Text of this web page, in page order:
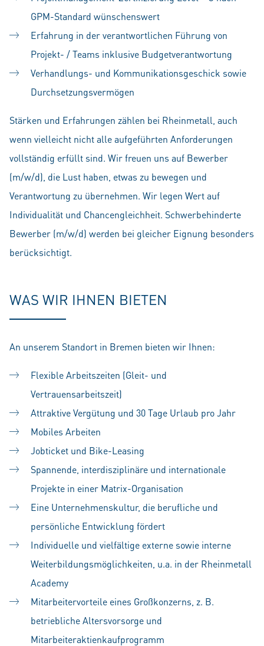
GPM-Standard wünschenswert
Erfahrung in der verantwortlichen Führung von
Projekt- / Teams inklusive Budgetverantwortung
Verhandlungs- und Kommunikationsgeschick sowie
Durchsetzungsvermögen
Stärken und Erfahrungen zählen bei Rheinmetall, auch
wenn vielleicht nicht alle aufgeführten Anforderungen
vollständig erfüllt sind. Wir freuen uns auf Bewerber
(m/w/d), die Lust haben, etwas zu bewegen und
Verantwortung zu übernehmen. Wir legen Wert auf
Individualität und Chancengleichheit. Schwerbehinderte
Bewerber (m/w/d) werden bei gleicher Eignung besonders
berücksichtigt.
WAS WIR IHNEN BIETEN
An unserem Standort in Bremen bieten wir Ihnen:
Flexible Arbeitszeiten (Gleit- und
Vertrauensarbeitszeit)
Attraktive Vergütung und 30 Tage Urlaub pro Jahr
Mobiles Arbeiten
Jobticket und Bike-Leasing
Spannende, interdisziplinäre und internationale
Projekte in einer Matrix-Organisation
Eine Unternehmenskultur, die berufliche und
persönliche Entwicklung fördert
Individuelle und vielfältige externe sowie interne
Weiterbildungsmöglichkeiten, u.a. in der Rheinmetall
Academy
Mitarbeitervorteile eines Großkonzerns, z. B.
betriebliche Altersvorsorge und
Mitarbeiteraktienkaufprogramm